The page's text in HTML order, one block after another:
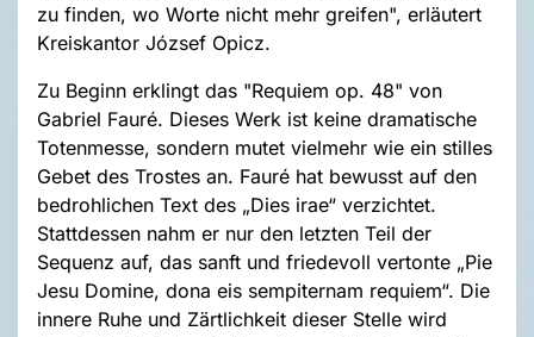
zu finden, wo Worte nicht mehr greifen", erläutert
Kreiskantor József Opicz.
Zu Beginn erklingt das "Requiem op. 48" von
Gabriel Fauré. Dieses Werk ist keine dramatische
Totenmesse, sondern mutet vielmehr wie ein stilles
Gebet des Trostes an. Fauré hat bewusst auf den
bedrohlichen Text des „Dies irae“ verzichtet.
Stattdessen nahm er nur den letzten Teil der
Sequenz auf, das sanft und friedevoll vertonte „Pie
Jesu Domine, dona eis sempiternam requiem“. Die
innere Ruhe und Zärtlichkeit dieser Stelle wird